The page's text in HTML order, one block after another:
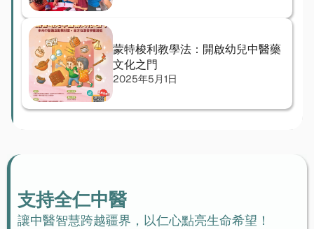
蒙特梭利教學法：開啟幼兒中醫藥
文化之門
2025年5月1日
支持全仁中醫
讓中醫智慧跨越疆界，以仁心點亮生命希望！